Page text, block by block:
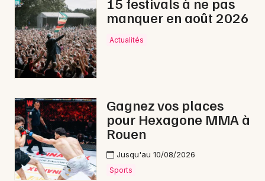
Actus à Abbeville
Magazine à Abbeville
Choisir mes départements
manquer en août 2026
Actualités
Gagnez vos places
pour Hexagone MMA à
Rouen
Jusqu'au 10/08/2026
Sports